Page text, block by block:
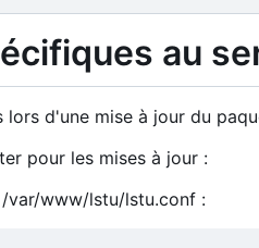
au
lors d'une mise à jour du
pour les mises à jour :
var/www/lstu/lstu.conf :